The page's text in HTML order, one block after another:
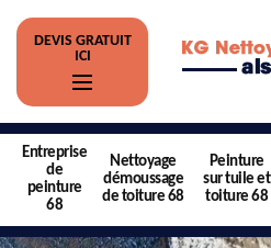
DEVIS GRATUIT
ICI
Entreprise
de
peinture
68
Nettoyage
démoussage
de toiture 68
Peinture
sur tuile et
toiture 68